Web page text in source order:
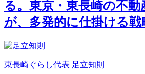
る。東京・東長崎の不動
が、多発的に仕掛ける戦
東長崎ぐらし代表 足立知則